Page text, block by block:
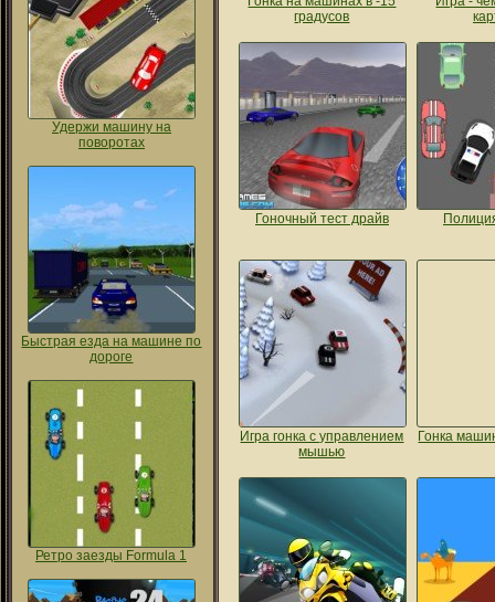
Удержи машину на
поворотах
Быстрая езда на машине по
дороге
Ретро заезды Formula 1
градусов
Гоночный тест драйв
Игра гонка с управлением
мышью
Гонка